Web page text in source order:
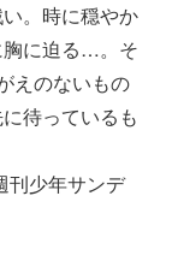
。時に穏やか
胸に迫る…。そ
えのないもの
待っているも
刊少年サンデ